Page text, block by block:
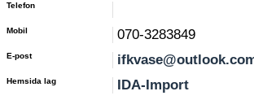
Telefon
Mobil 070-3283849
E-post
Hemsida lag IDA-Import